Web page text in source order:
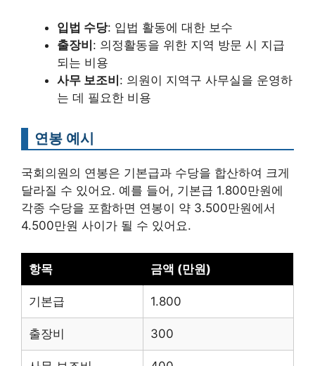
입법 수당: 입법 활동에 대한 보수
출장비 : 의정활동을 위한 지역 방문 시 지급
되는 비용
사무 보조비 : 의원이 지역구 사무실을 운영하
는 데 필요한 비용
연봉 예시
국회의원의 연봉은 기본급과 수당을 합산하여 크게
달라질 수 있어요. 예를 들어, 기본급 1.800만원에
각종 수당을 포함하면 연봉이 약 3.500만원에서
4.500만원 사이가 될 수 있어요.
항목 금액 (만원)
기본급 1.800
출장비 300